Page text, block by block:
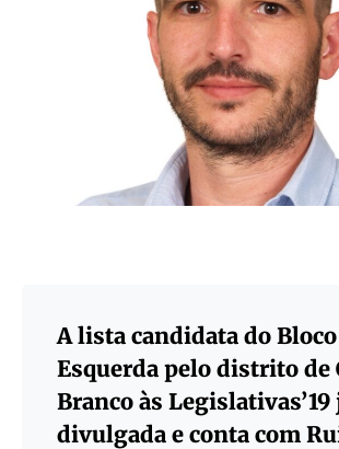
A lista candidata do
Esquerda pelo distrito de
Branco às
divulgada e conta com